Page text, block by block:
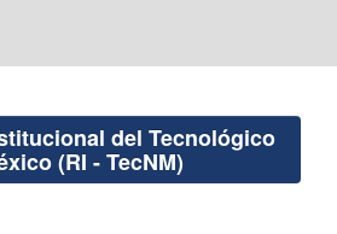
del Tecnológico
(RI - TecNM)